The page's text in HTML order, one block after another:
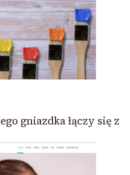
gniazdka łączy się z